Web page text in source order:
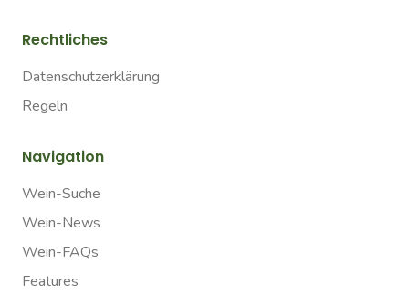
Rechtliches
Datenschutzerklärung
Regeln
Navigation
Wein-Suche
Wein-News
Wein-FAQs
Features